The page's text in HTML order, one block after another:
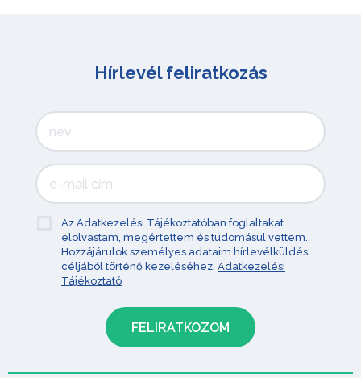
Hírlevél feliratkozás
Az Adatkezelési Tájékoztatóban foglaltakat
elolvastam, megértettem és tudomásul vettem.
Hozzájárulok személyes adataim hírlevélküldés
céljából történő kezeléséhez. Adatkezelési
Tájékoztató